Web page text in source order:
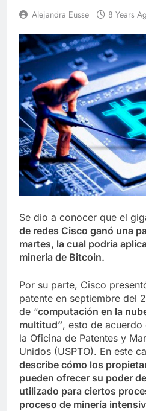
Alejandra Eusse 8 Years
Se dio a conocer que el
de redes Cisco ganó una
martes, la cual podría
minería de Bitcoin.
Por su parte, Cisco
patente en septiembre del
de “computación en la
multitud”, esto de
la Oficina de Patentes y
Unidos (USPTO). En este
describe cómo los
pueden ofrecer su poder
utilizado para ciertos
proceso de minería